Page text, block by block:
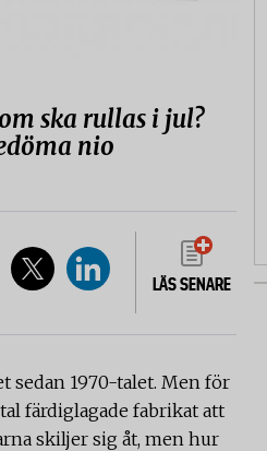
ska rullas i jul?
nio
LÄS SENARE
sedan 1970-talet. Men för
färdiglagade fabrikat att
skiljer sig åt, men hur